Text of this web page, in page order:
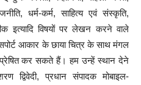
धर्म-कर्म, साहित्य एवं संस्कृति,
इत्यादि विषयों पर लेखन करने वाले
आकार के छाया चित्र के साथ मंगल
कर सकते हैं। हम उन्हें स्थान देने
द्विवेदी, प्रधान संपादक मोबाइल-